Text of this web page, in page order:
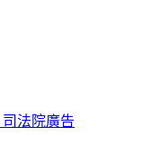
「她」心疼：很不舒服